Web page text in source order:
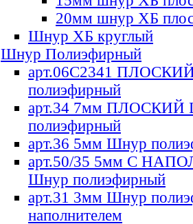
20мм шнур ХБ
Шнур ХБ круглый
Шнур Полиэфирный
арт.06С2341
полиэфирный
арт.34 7мм ПЛОСКИЙ
полиэфирный
арт.36 5мм Шнур
арт.50/35 5мм С
Шнур полиэфирный
арт.31 3мм Шнур
наполнителем